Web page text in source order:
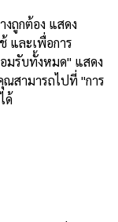
งถูกต้อง แสดง
และเพื่อการ
มรับทั้งหมด" แสดง
สามารถไปที่ "การ
ด้